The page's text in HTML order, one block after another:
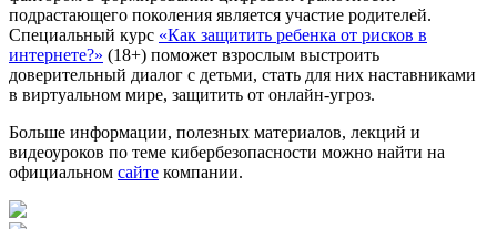
подрастающего поколения является участие родителей.
Специальный курс «Как защитить ребенка от рисков в
интернете?» (18+) поможет взрослым выстроить
доверительный диалог с детьми, стать для них наставниками
в виртуальном мире, защитить от онлайн-угроз.
Больше информации, полезных материалов, лекций и
видеоуроков по теме кибербезопасности можно найти на
официальном сайте компании.